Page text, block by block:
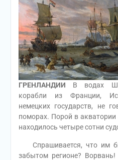
ГРЕНЛАНДИИ В водах
корабли из Франции,
немецких государств, не
поморах. Порой в
находилось четыре сотни
Спрашивается, что им
забытом регионе?